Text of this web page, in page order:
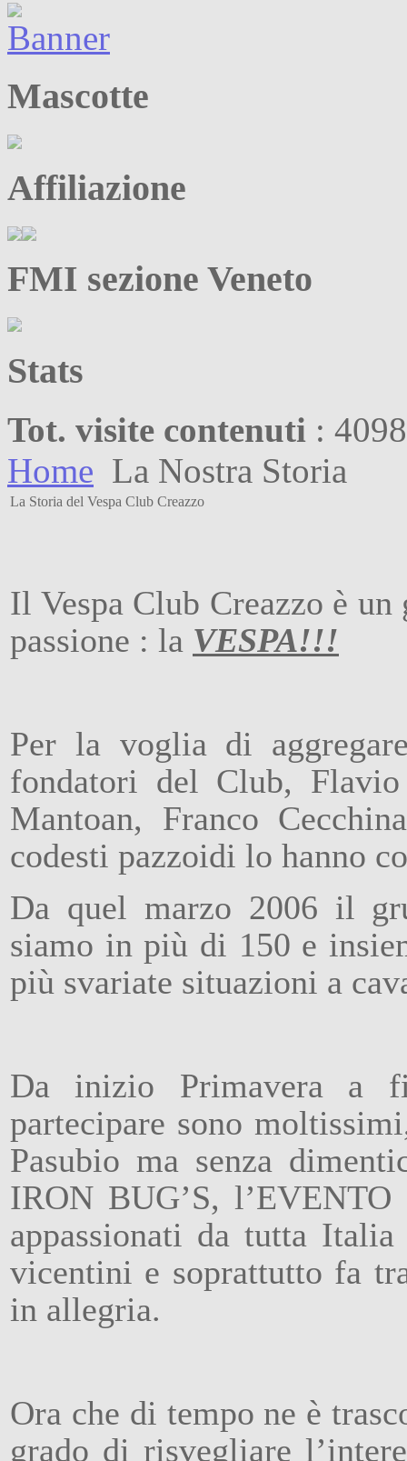
Mascotte
Affiliazione
FMI sezione Veneto
Stats
Tot. visite contenuti :
Home La Nostra Storia
La Storia del Vespa Club Creazzo
Il Vespa Club Creazzo è
passione : la VESPA!!!
Per la voglia di
fondatori del Club,
Mantoan, Franco
codesti pazzoidi lo hanno
Da quel marzo 2006 il
siamo in più di 150 e
più svariate situazioni a
Da inizio Primavera a
partecipare sono
Pasubio ma senza
IRON BUG’S,
appassionati da tutta
vicentini e soprattutto fa
in allegria.
Ora che di tempo ne è
grado di risvegliare